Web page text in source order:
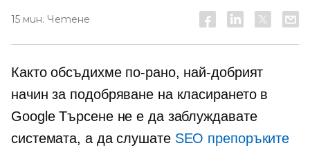
15 мин. Четене
Както обсъдихме по-рано, най-добрият
начин за подобряване на класирането в
Google Търсене не е да заблуждавате
системата, а да слушате SEO препоръките